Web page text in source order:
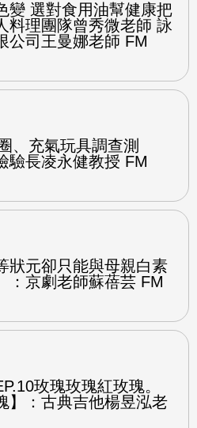
變 選對食用油幫健康把
料理團隊曾秀微老師 詠
公司王曼娜老師 FM
、充氣玩具調查測
驗長凌永健教授 FM
狀元卻只能與母親白素
：京劇老師蘇蓓芸 FM
玫瑰玫瑰紅玫瑰。
】：古典吉他楊昱泓老